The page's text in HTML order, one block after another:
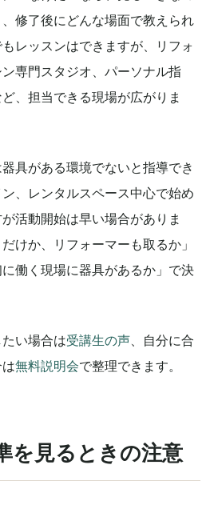
修了後にどんな場面で教えられ
レッスンはできますが、リフォ
専門スタジオ、パーソナル指
、担当できる現場が広がりま
具がある環境でないと指導でき
、レンタルスペース中心で始め
活動開始は早い場合がありま
けか、リフォーマーも取るか」
働く現場に器具があるか」で決
い場合は受講生の声 、自分に合
無料説明会で整理できます。
を見るときの注意